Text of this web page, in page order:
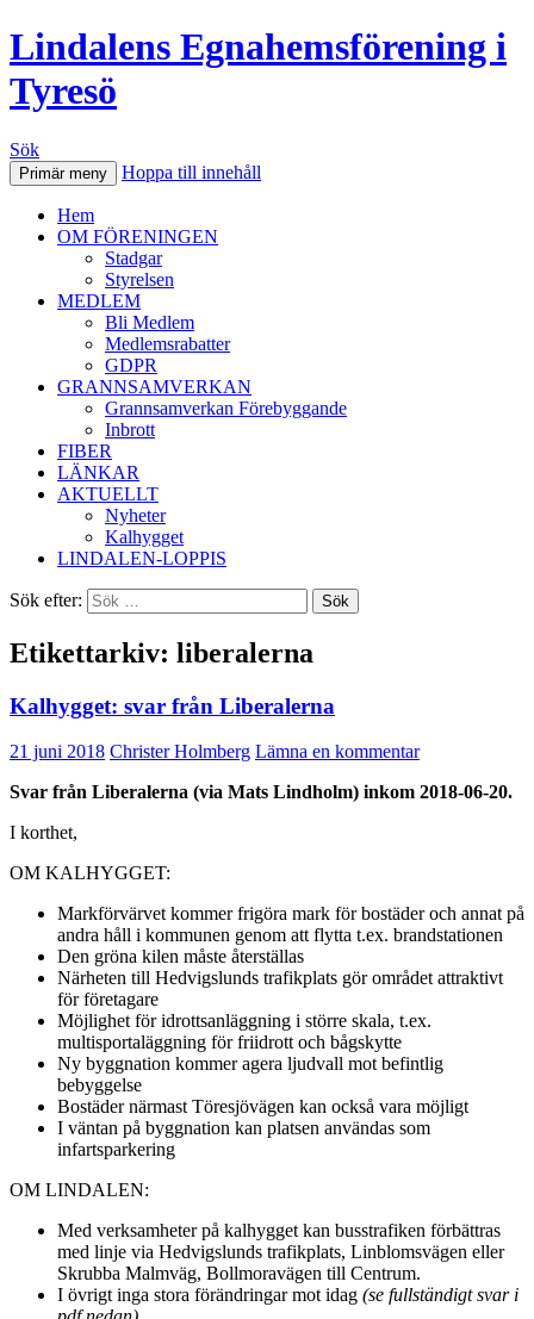
Lindalens Egnahemsförening i
Tyresö
Sök
Primär meny Hoppa till innehåll
Hem
OM FÖRENINGEN
Stadgar
Styrelsen
MEDLEM
Bli Medlem
Medlemsrabatter
GDPR
GRANNSAMVERKAN
Grannsamverkan Förebyggande
Inbrott
FIBER
LÄNKAR
AKTUELLT
Nyheter
Kalhygget
LINDALEN-LOPPIS
Sök efter:
Etikettarkiv: liberalerna
Kalhygget: svar från Liberalerna
21 juni 2018 Christer Holmberg Lämna en kommentar
Svar från Liberalerna (via Mats Lindholm) inkom 2018-06-20.
I korthet,
OM KALHYGGET:
Markförvärvet kommer frigöra mark för bostäder och annat på
andra håll i kommunen genom att flytta t.ex. brandstationen
Den gröna kilen måste återställas
Närheten till Hedvigslunds trafikplats gör området attraktivt
för företagare
Möjlighet för idrottsanläggning i större skala, t.ex.
multisportaläggning för friidrott och bågskytte
Ny byggnation kommer agera ljudvall mot befintlig
bebyggelse
Bostäder närmast Töresjövägen kan också vara möjligt
I väntan på byggnation kan platsen användas som
infartsparkering
OM LINDALEN:
Med verksamheter på kalhygget kan busstrafiken förbättras
med linje via Hedvigslunds trafikplats, Linblomsvägen eller
Skrubba Malmväg, Bollmoravägen till Centrum.
I övrigt inga stora förändringar mot idag (se fullständigt svar i